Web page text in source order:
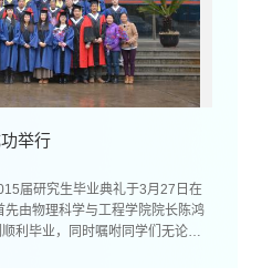
举行
届研究生毕业典礼于3月27日在
利毕业，同时嘱咐同学们无论今